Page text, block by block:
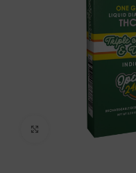
Click to enlarge